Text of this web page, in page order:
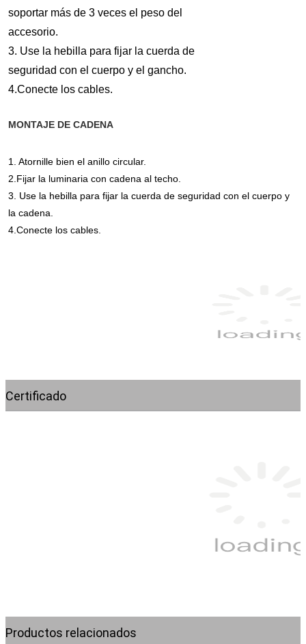
soportar más de 3 veces el peso del
accesorio.
3. Use la hebilla para fijar la cuerda de
seguridad con el cuerpo y el gancho.
4.Conecte los cables.
MONTAJE DE CADENA
1. Atornille bien el anillo circular.
2.Fijar la luminaria con cadena al techo.
3. Use la hebilla para fijar la cuerda de seguridad con el cuerpo y
la cadena.
4.Conecte los cables.
Certificado
Productos relacionados